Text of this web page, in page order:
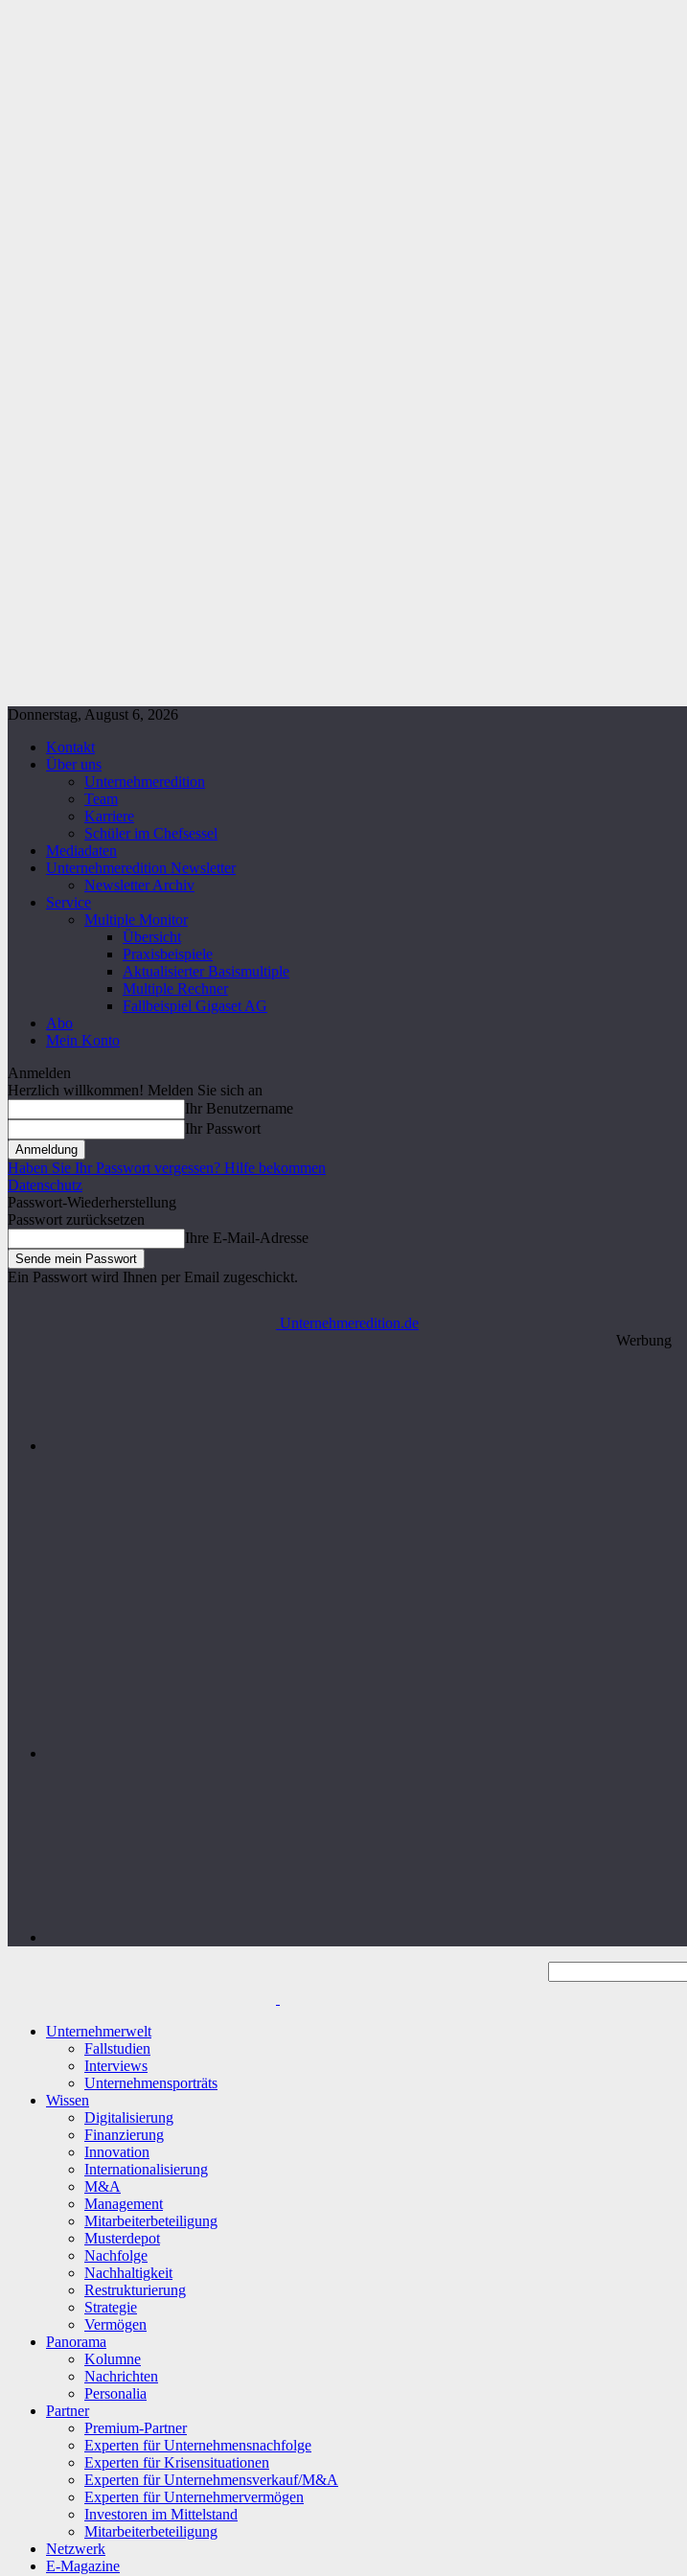
Donnerstag, August 6, 2026
Kontakt
Über uns
Unternehmeredition
Team
Karriere
Schüler im Chefsessel
Mediadaten
Unternehmeredition Newsletter
Newsletter Archiv
Service
Multiple Monitor
Übersicht
Praxisbeispiele
Aktualisierter Basismultiple
Multiple Rechner
Fallbeispiel Gigaset AG
Abo
Mein Konto
Anmelden
Herzlich willkommen! Melden Sie sich an
Ihr Benutzername
Ihr Passwort
Haben Sie Ihr Passwort vergessen? Hilfe bekommen
Datenschutz
Passwort-Wiederherstellung
Passwort zurücksetzen
Ihre E-Mail-Adresse
Ein Passwort wird Ihnen per Email zugeschickt.
Unternehmeredition.de
Werbung
Unternehmerwelt
Fallstudien
Interviews
Unternehmensporträts
Wissen
Digitalisierung
Finanzierung
Innovation
Internationalisierung
M&A
Management
Mitarbeiterbeteiligung
Musterdepot
Nachfolge
Nachhaltigkeit
Restrukturierung
Strategie
Vermögen
Panorama
Kolumne
Nachrichten
Personalia
Partner
Premium-Partner
Experten für Unternehmensnachfolge
Experten für Krisensituationen
Experten für Unternehmensverkauf/M&A
Experten für Unternehmervermögen
Investoren im Mittelstand
Mitarbeiterbeteiligung
Netzwerk
E-Magazine